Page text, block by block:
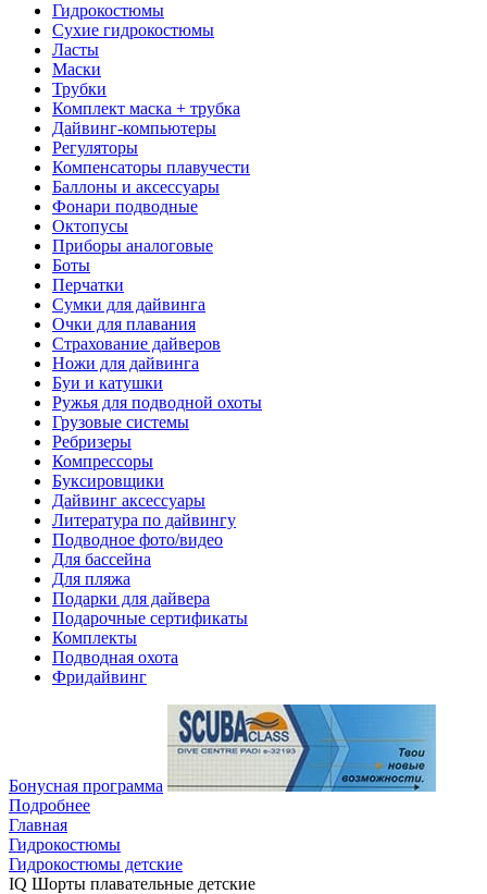
Гидрокостюмы
Сухие гидрокостюмы
Ласты
Маски
Трубки
Комплект маска + трубка
Дайвинг-компьютеры
Регуляторы
Компенсаторы плавучести
Баллоны и аксессуары
Фонари подводные
Октопусы
Приборы аналоговые
Боты
Перчатки
Сумки для дайвинга
Очки для плавания
Страхование дайверов
Ножи для дайвинга
Буи и катушки
Ружья для подводной охоты
Грузовые системы
Ребризеры
Компрессоры
Буксировщики
Дайвинг аксессуары
Литература по дайвингу
Подводное фото/видео
Для бассейна
Для пляжа
Подарки для дайвера
Подарочные сертификаты
Комплекты
Подводная охота
Фридайвинг
Бонусная программа
Подробнее
Главная
Гидрокостюмы
Гидрокостюмы детские
IQ Шорты плавательные детские